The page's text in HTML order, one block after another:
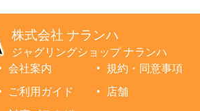
株式会社 ナランハ
ジャグリングショップ ナランハ
会社案内
規約・同意事項
ご利用ガイド
店舗